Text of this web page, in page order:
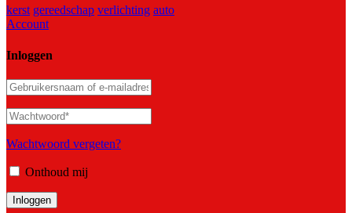
kerst gereedschap verlichting auto
Account
Inloggen
Wachtwoord vergeten?
Onthoud mij